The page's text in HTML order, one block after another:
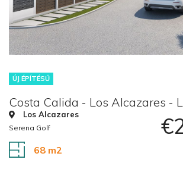
ÚJ ÉPÍTÉSŰ
Costa Calida - Los Alcazares -
Los Alcazares
Serena Golf
68 m2